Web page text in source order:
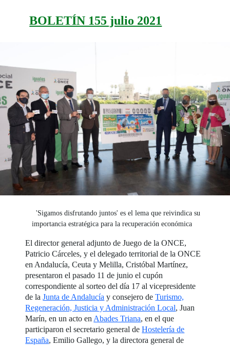
BOLETÍN 155 julio 2021
'Sigamos disfrutando juntos' es el lema que reivindica su
importancia estratégica para la recuperación económica
El director general adjunto de Juego de la ONCE,
Patricio Cárceles, y el delegado territorial de la ONCE
en Andalucía, Ceuta y Melilla, Cristóbal Martínez,
presentaron el pasado 11 de junio el cupón
correspondiente al sorteo del día 17 al vicepresidente
de laJunta de Andalucía y consejero deTurismo,
Regeneración, Justicia y Administración Local, Juan
Marín, en un acto en Abades Triana, en el que
participaron el secretario general deHostelería de
España, Emilio Gallego, y la directora general de